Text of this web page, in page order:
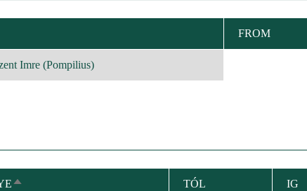
FROM
Imre (Pompilius)
SORT TÓL IG